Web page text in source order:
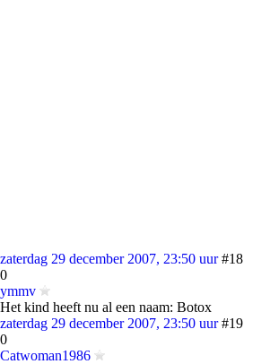
zaterdag 29 december 2007, 23:50 uur #18
0
ymmv
Het kind heeft nu al een naam: Botox
zaterdag 29 december 2007, 23:50 uur #19
0
Catwoman1986